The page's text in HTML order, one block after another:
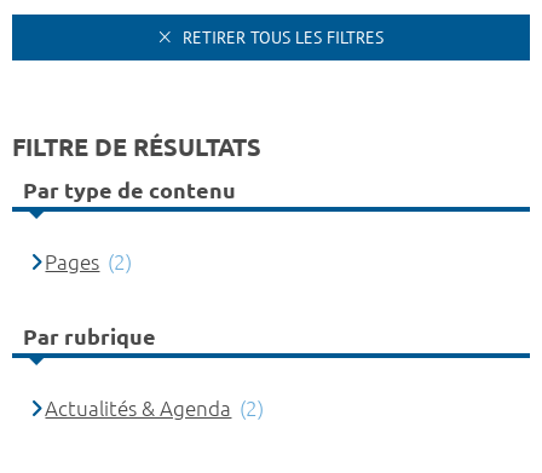
RETIRER TOUS LES FILTRES
FILTRE DE RÉSULTATS
Par type de contenu
Pages (2)
Par rubrique
Actualités & Agenda (2)